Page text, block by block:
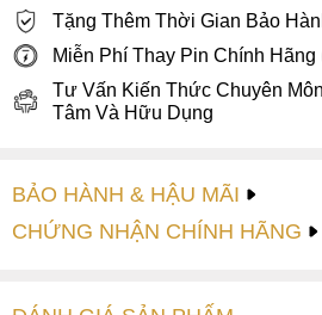
mặt dây tạo nên sự chắc chắn và
dây da là khóa cài đơn giản ton
dễ dàng đeo vào-tháo ra giúp ôm
giác mềm mại, an toàn tuyệt đối khi
xác cao, bền bỉ
Đồng hồ Movado 0607269 được
Tặng Thêm Thời Gian Bảo
Miễn Phí Thay Pin Chính
Tư Vấn Kiến Thức Chuyên
Tâm Và Hữu Dụng
BẢO HÀNH & HẬU MÃI
CHỨNG NHẬN CHÍNH HÃNG